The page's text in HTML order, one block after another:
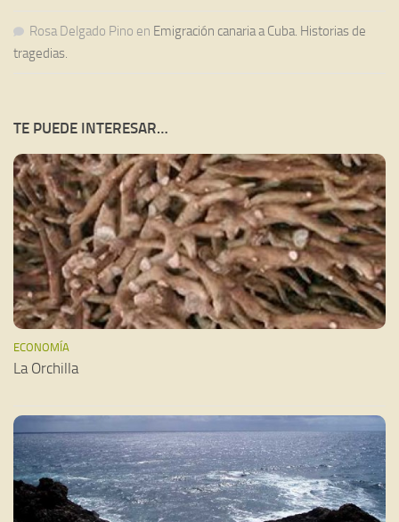
Rosa Delgado Pino en Emigración canaria a Cuba. Historias de
tragedias.
TE PUEDE INTERESAR…
ECONOMÍA
La Orchilla